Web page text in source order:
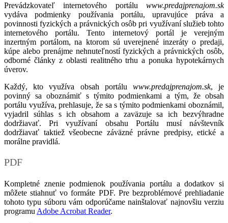
Prevádzkovateľ internetového portálu www.predajprenajom.sk
vydáva podmienky používania portálu, upravujúce práva a
povinnosti fyzických a právnických osôb pri využívaní služieb tohto
internetového portálu. Tento internetový portál je verejným
inzertným portálom, na ktorom sú uverejnené inzeráty o predaji,
kúpe alebo prenájme nehnuteľností fyzických a právnických osôb,
odborné články z oblasti realitného trhu a ponuka hypotekárnych
úverov.
Každý, kto využíva obsah portálu www.predajprenajom.sk, je
povinný sa oboznámiť s týmito podmienkami a tým, že obsah
portálu využíva, prehlasuje, že sa s týmito podmienkami oboznámil,
vyjadril súhlas s ich obsahom a zaväzuje sa ich bezvýhradne
dodržiavať. Pri využívaní obsahu Portálu musí návštevník
dodržiavať taktiež všeobecne záväzné právne predpisy, etické a
morálne pravidlá.
PDF
Kompletné znenie podmienok používania portálu a dodatkov si
môžete stiahnuť vo formáte PDF. Pre bezproblémové prehliadanie
tohoto typu súboru vám odporúčame nainštalovať najnovšiu verziu
programu Adobe Acrobat Reader.